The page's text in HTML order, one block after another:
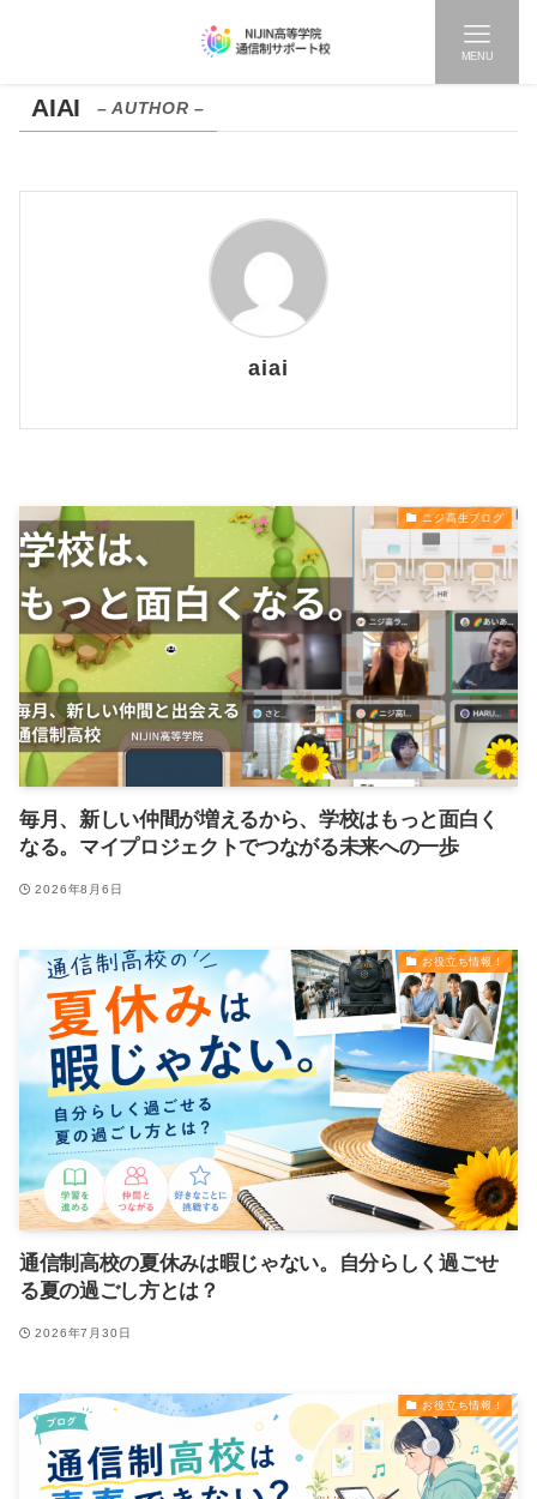
MENU
AIAI – AUTHOR –
aiai
ニジ高生ブログ
毎月、新しい仲間が増えるから、学校はもっと面白く
なる。マイプロジェクトでつながる未来への一歩
2026年8月6日
お役立ち情報！
通信制高校の夏休みは暇じゃない。自分らしく過ごせ
る夏の過ごし方とは？
2026年7月30日
お役立ち情報！